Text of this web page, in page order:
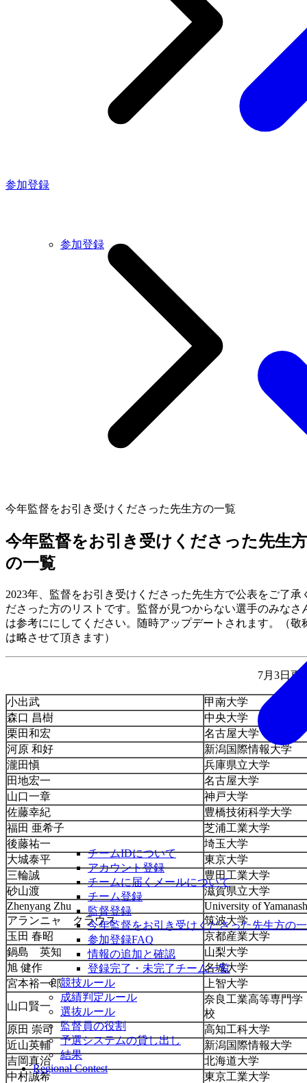
参加登録
チームIDについて
アカウント登録
チームに届くメールについて
チーム登録
監督登録
今年監督をお引き受けくださった先生方の
参加登録FAQ
情報の追加と確認
登録完了・未完了チーム一覧
競技ルール
成績判定ルール
選抜ルール
監督員の役割
予選システムの貸し出し
結果
Regional Contest
参加登録
今年監督をお引き受けくださった先生方の一覧
今年監督をお引き受けくださった先生方
の一覧
2023年、監督をお引き受けくださった先生方で公表をご了承
ださった方のリストです。監督が見つからない選手のみなさ
は参考ににしてください。随時アップデートされます。（敬
は略させて頂きます）
7月3日更
小出武
甲南大学
森口 昌樹
中央大学
栗田和宏
名古屋大学
河原 和好
新潟国際情報大学
瀧田愼
兵庫県立大学
田地宏一
名古屋大学
山口一章
神戸大学
佐藤幸紀
豊橋技術科学大学
福田 亜希子
芝浦工業大学
後藤祐一
埼玉大学
大城泰平
東京大学
三輪誠
豊田工業大学
砂山渡
滋賀県立大学
Zhenyang Zhu
University of
アランニャ クラウス
筑波大学
玉田 春昭
京都産業大学
鍋島 英知
山梨大学
旭 健作
名城大学
宮本裕一郎
上智大学
山口賢一
奈良工業高等専門学
校
原田 崇司
高知工科大学
近山英輔
新潟国際情報大学
吉岡真治
北海道大学
中村誠希
東京工業大学